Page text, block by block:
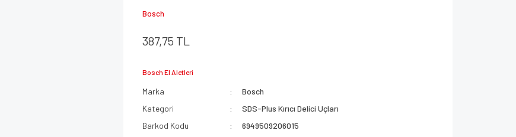
Bosch
387,75 TL
Bosch El Aletleri
Marka
Bosch
Kategori
SDS-Plus Kırıcı Delici Uçları
Barkod Kodu
6949509206015